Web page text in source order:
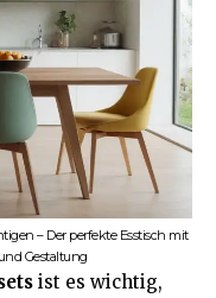
– Der perfekte Esstisch mit
Gestaltung
ist es wichtig,